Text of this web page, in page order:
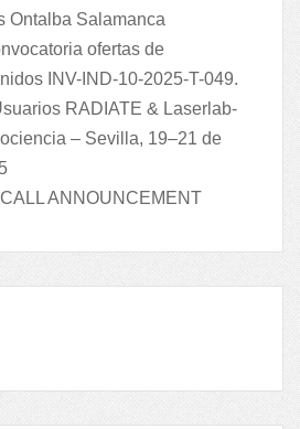
Ontalba Salamanca
ofertas de
INV-IND-10-2025-T-049.
RADIATE & Laserlab-
– Sevilla, 19–21 de
ANNOUNCEMENT